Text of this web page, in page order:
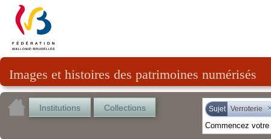
Images et histoires des patrimoines numérisés
Institutions Collections Sujet Verroterie